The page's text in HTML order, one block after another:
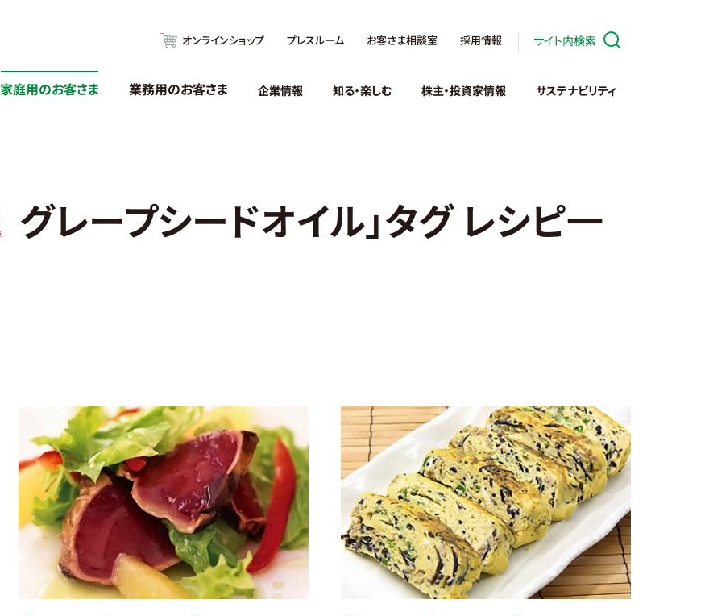
オンラインショップ プレスルーム お客さま相談室 採用情報 サイト内検索
家庭用のお客さま 業務用のお客さま 企業情報 知る・楽しむ 株主・投資家情報 サステナビリティ
グレープシードオイル」タグ レシピ一